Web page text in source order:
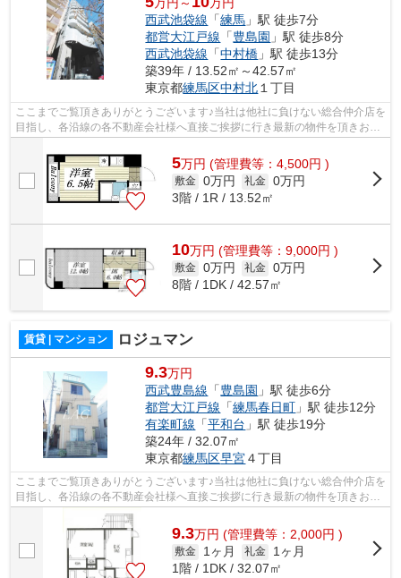
西武池袋線 「練馬 」駅 徒歩7分
都営大江戸線 「豊島園 」駅 徒歩8分
西武池袋線 「中村橋 」駅 徒歩13分
築39年 / 13.52㎡～42.57㎡
東京都練馬区中村北 １丁目
ここまでご覧頂きありがとうございます♪当社は他社に負けない総合仲介店を
目指し、各沿線の各不動産会社様へ直接ご挨拶に行き最新の物件を頂きお客
様へ提供しております！最新の情報は...
5万円 (管理費等：4,500円 )
敷金 0万円 礼金 0万円
3階 / 1R / 13.52㎡
10万円 (管理費等：9,000円 )
敷金 0万円 礼金 0万円
8階 / 1DK / 42.57㎡
賃貸 | マンション ロジュマン
9.3万円
西武豊島線 「豊島園 」駅 徒歩6分
都営大江戸線 「練馬春日町 」駅 徒歩12分
有楽町線 「平和台 」駅 徒歩19分
築24年 / 32.07㎡
東京都練馬区早宮４丁目
ここまでご覧頂きありがとうございます♪当社は他社に負けない総合仲介店を
目指し、各沿線の各不動産会社様へ直接ご挨拶に行き最新の物件を頂きお客
様へ提供しております！最新の情報は...
9.3万円 (管理費等：2,000円 )
敷金 1ヶ月 礼金
1ヶ月
1階 / 1DK / 32.07㎡